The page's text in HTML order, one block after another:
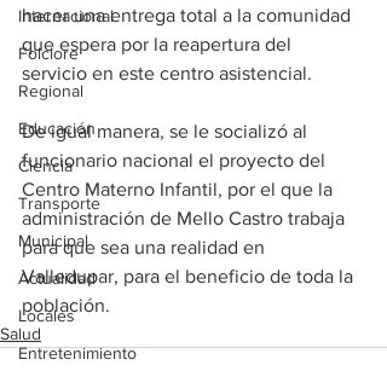
Internacional
Folclore
Regional
Educación
Ciencia
Transporte
Municipal
Actualidad
Locales
Entretenimiento
hacer una entrega total a la comunidad
que espera por la reapertura del
servicio en este centro asistencial.
De igual manera, se le socializó al
funcionario nacional el proyecto del
Centro Materno Infantil, por el que la
administración de Mello Castro trabaja
para que sea una realidad en
Valledupar, para el beneficio de toda la
población.
Salud